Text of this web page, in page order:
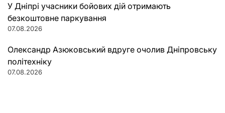
У Дніпрі учасники бойових дій отримають
безкоштовне паркування
07.08.2026
Олександр Азюковський вдруге очолив Дніпровську
політехніку
07.08.2026